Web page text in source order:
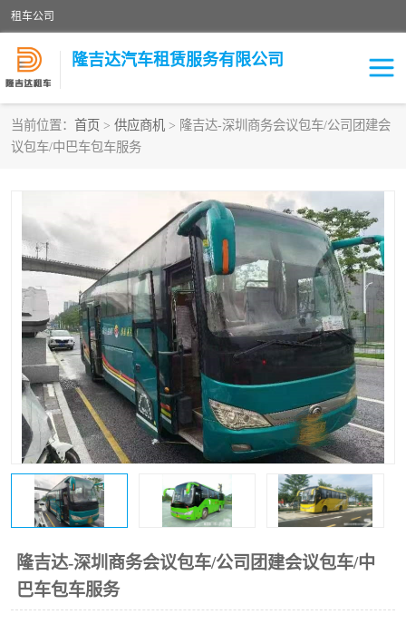
租车公司
隆吉达汽车租赁服务有限公司
当前位置： 首页 > 供应商机 > 隆吉达-深圳商务会议包车/公司团建会
议包车/中巴车包车服务
隆吉达-深圳商务会议包车/公司团建会议包车/中
巴车包车服务
租车公司